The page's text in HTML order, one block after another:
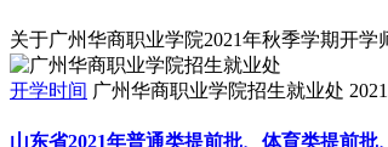
关于广州华商职业学院2021年秋季学期开学
开学时间 广州华商职业学院招生就业处
山东省2021年普通类提前批、体育类提前